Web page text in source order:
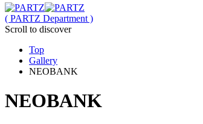
( PARTZ Department )
Scroll to discover
Top
Gallery
NEOBANK
NEOBANK